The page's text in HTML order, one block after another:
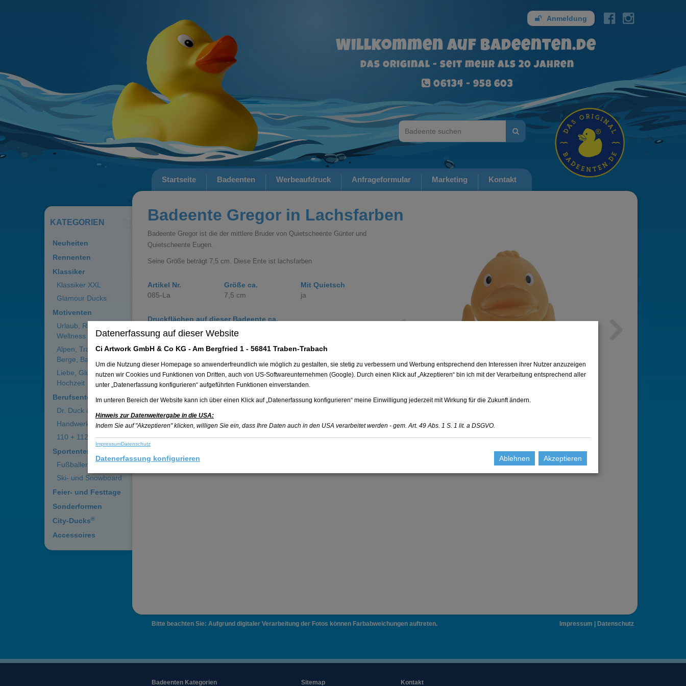
Anmeldung
Willkommen auf badeenten.de
Das Original - seit mehr als 20 Jahren
06134 - 958 603
Startseite Badeenten Werbeaufdruck Anfrageformular Marketing Kontakt
KATEGORIEN
Neuheiten
Rennenten
Klassiker
Klassiker XXL
Glamour Ducks
Motiventen
Urlaub, Reisen,
Wellness
Alpen, Trachten,
Berge, Bayern
Liebe, Glück,
Hochzeit
Berufsenten
Dr. Duck & Co.
Handwerkerenten
110 + 112
Sportenten
Fußballenten
Ski- und Snowboard
Feier- und Festtage
Sonderformen
City-Ducks®
Accessoires
Badeente Gregor in Lachsfarben
Badeente Gregor ist die der mittlere Bruder von Quietscheente Günter und
Quietscheente Eugen.
Seine Größe beträgt 7,5 cm. Diese Ente ist lachsfarben
Artikel Nr.
085-La
Größe ca.
7,5 cm
Mit Quietsch
ja
Druckflächen auf dieser Badeente ca.
30 x 10 mm oder 20 x 18 mm
Auf die Merkliste setzen
Klimaneutrale Lieferung
Bitte beachten Sie: Aufgrund digitaler Verarbeitung der Fotos können Farbabweichungen auftreten. Impressum Datenschutz
Badeenten Kategorien Sitemap Kontakt
Datenerfassung auf dieser Website
Ci Artwork GmbH & Co KG - Am Bergfried 1 - 56841 Traben-Trabach
Um die Nutzung dieser Homepage so anwenderfreundlich wie möglich zu gestalten, sie stetig zu verbessern und Werbung entsprechend den Interessen ihrer Nutzer anzuzeigen
nutzen wir Cookies und Funktionen von Dritten, auch von US-Softwareunternehmen (Google). Durch einen Klick auf „Akzeptieren“ bin ich mit der Verarbeitung entsprechend aller
unter „Datenerfassung konfigurieren“ aufgeführten Funktionen einverstanden.
Im unteren Bereich der Website kann ich über einen Klick auf „Datenerfassung konfigurieren“ meine Einwilligung jederzeit mit Wirkung für die Zukunft ändern.
Hinweis zur Datenweitergabe in die USA:
Indem Sie auf "Akzeptieren" klicken, willigen Sie ein, dass Ihre Daten auch in den USA verarbeitet werden - gem. Art. 49 Abs. 1 S. 1 lit. a DSGVO.
ImpressumDatenschutz
Datenerfassung konfigurieren Ablehnen Akzeptieren